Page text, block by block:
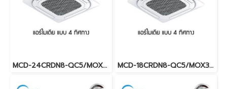
MCD-24CRDN8-QC5/MOX401-24CDN8-Q (220V.) Midea รุ่นฝังในฝ้ากระจายลมรอบทิศทาง Inverter น้ำยา R32 พร้อมบริการติดตั้ง MCD-18CRDN8-QC5/MOX330-18CFN8-QC5 (220V.) Midea รุ่นฝังในฝ้ากระจายลมรอบทิศทาง Inverter น้ำยา R32 พร้อมบริการติดตั้ง